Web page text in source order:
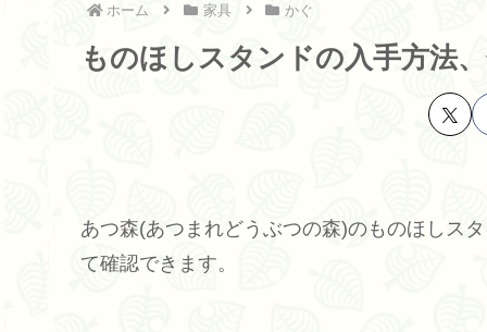
ホーム 家具 かぐ
ものほしスタンドの入手方法
あつ森(あつまれどうぶつの森)のものほしス
て確認できます。